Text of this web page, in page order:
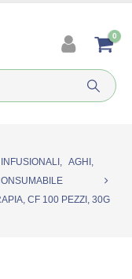
0
, AGHI ,
CF 100 PEZZI, 30G